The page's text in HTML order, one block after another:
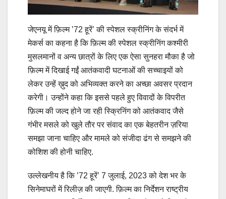
जेएनयू में फ़िल्म ’72 हूरें’ की स्पेशल स्क्रीनिंग के संदर्भ में
मेकर्स का कहना है कि फ़िल्म की स्पेशल स्क्रीनिंग कश्मीरी
मुसलमानों व अन्य छात्रों के लिए एक ऐसा सुनहरा मौका है जो
फ़िल्म में‌ दिखाई गईं आतंकवादी घटनाओं की सच्चाइयों को
लेकर उन्हें ख़ुद को अभिव्यक्त करने का अच्छा अवसर प्रदान
करेगी। उन्होंने कहा कि इससे पहले‌ हुए विवादों के विपरीत
फ़िल्म की‌ जल्द होने जा रही स्क्रिनिंग को आतंकवाद जैसे
गंभीर मसले को खुले तौर पर‌ संवाद का‌ एक‌ बेहतरीन ज़रिया
समझा जाना चाहिए और मामले‌ को संजीदा ढंग से समझने‌ की
कोशिश‌ की होनी चाहिए.
उल्लेखनीय है कि ’72 हूरें’ 7 जुलाई, 2023 को देश भर के
सिनेमाघरों में रिलीज़ की जाएगी. फ़िल्म का निर्देशन‌ राष्ट्रीय